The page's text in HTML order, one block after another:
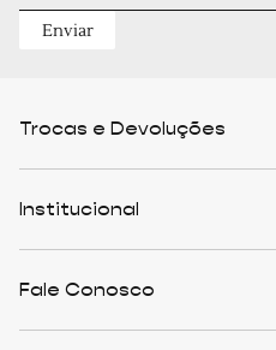
Enviar
Trocas e Devoluções
Formas de Pagamento
Cashback
Institucional
The Outlist
Fale Conosco